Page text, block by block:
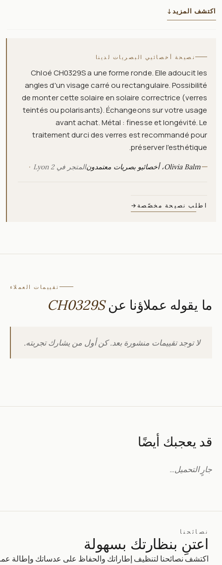
اكتشف المزيد↓
نصيحة أخصائيي البصريات لدينا
Chloé CH0329S a une forme ronde. Elle adoucit les
angles d'un visage carré ou rectangulaire. Possibilité
de monter cette solaire en solaire correctrice (verres
teintés ou polarisants). Échangeons sur votre usage
avant achat. Métal : finesse et longévité. Le
traitement durci des verres est recommandé pour
préserver l'esthétique.
—Olivia Balm، أخصائيو بصريات معتمدون المتجر في Lyon 2
اطلب نصيحة مخصّصة →
تقييمات العملاء
ما يقوله عملاؤنا عنCH0329S
لا توجد تقييمات منشورة بعد. كن أول من يشارك تجربته.
قد يعجبك أيضًا
جارٍ التحميل…
نصائحنا
اعتنِ بنظارتك بسهولة
اكتشف نصائحنا لتنظيف إطاراتك والحفاظ على عدساتك وإطالة